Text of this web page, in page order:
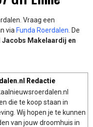
Vraag een
via Funda Roerdalen . De
Jacobs Makelaardij en
Redactie
die te koop staan in
Wij hopen je te kunnen
van jouw droomhuis in